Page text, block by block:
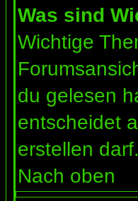
Was sind
Wichtige
du gelesen
entscheidet
erstellen darf.
Nach oben